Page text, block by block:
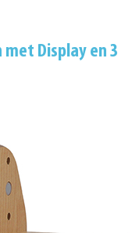
met Display en 3